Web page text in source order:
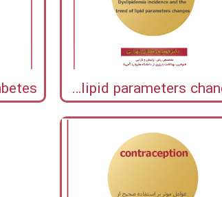
Dyslipidemia incidence and the trend of lipid parameters changes